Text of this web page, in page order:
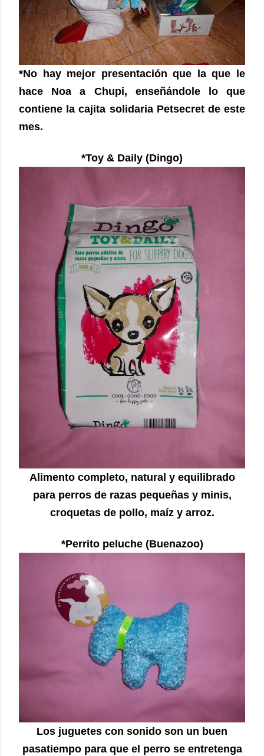
*No hay mejor presentación que la que le
hace Noa a Chupi, enseñándole lo que
contiene la cajita solidaria Petsecret de este
mes.
*Toy & Daily (Dingo)
Alimento completo, natural y equilibrado
para perros de razas pequeñas y minis,
croquetas de pollo, maíz y arroz.
*Perrito peluche (Buenazoo)
Los juguetes con sonido son un buen
pasatiempo para que el perro se entretenga